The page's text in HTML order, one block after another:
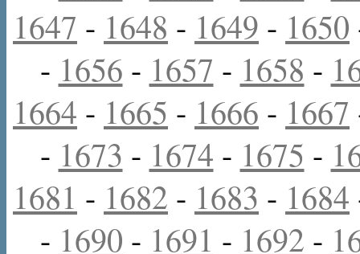
1647 - 1648 - 1649 - 1650
- 1656 - 1657 - 1658 -
1664 - 1665 - 1666 - 1667
- 1673 - 1674 - 1675 -
1681 - 1682 - 1683 - 1684
- 1690 - 1691 - 1692 -